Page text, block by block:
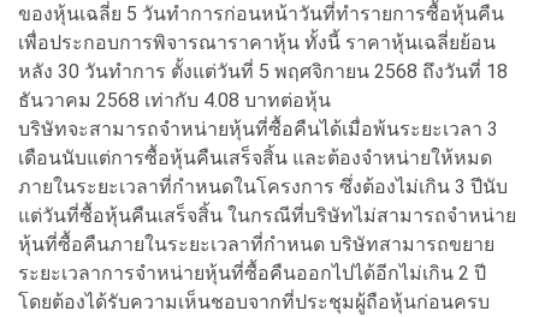
ของหุ้นเฉลี่ย 5 วันทำการก่อนหน้าวันที่ทำรายการซื้อหุ้นคืน
เพื่อประกอบการพิจารณาราคาหุ้น ทั้งนี้ ราคาหุ้นเฉลี่ยย้อน
หลัง 30 วันทำการ ตั้งแต่วันที่ 5 พฤศจิกายน 2568 ถึงวันที่ 18
ธันวาคม 2568 เท่ากับ 4.08 บาทต่อหุ้น
บริษัทจะสามารถจำหน่ายหุ้นที่ซื้อคืนได้เมื่อพ้นระยะเวลา 3
เดือนนับแต่การซื้อหุ้นคืนเสร็จสิ้น และต้องจำหน่ายให้หมด
ภายในระยะเวลาที่กำหนดในโครงการ ซึ่งต้องไม่เกิน 3 ปีนับ
แต่วันที่ซื้อหุ้นคืนเสร็จสิ้น ในกรณีที่บริษัทไม่สามารถจำหน่าย
หุ้นที่ซื้อคืนภายในระยะเวลาที่กำหนด บริษัทสามารถขยาย
ระยะเวลาการจำหน่ายหุ้นที่ซื้อคืนออกไปได้อีกไม่เกิน 2 ปี
โดยต้องได้รับความเห็นชอบจากที่ประชุมผู้ถือหุ้นก่อนครบ